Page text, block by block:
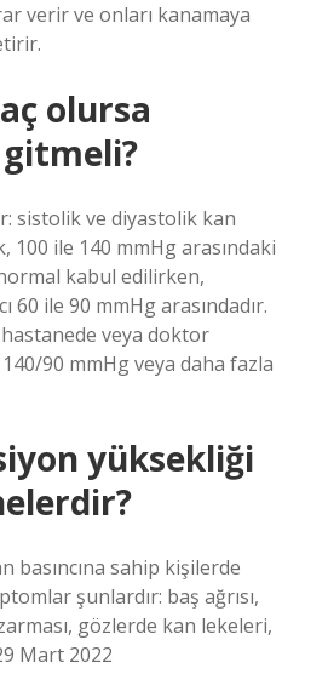
verir ve onları kanamaya
olursa
sistolik ve diyastolik kan
100 ile 140 mmHg arasındaki
kabul edilirken,
60 ile 90 mmHg arasındadır.
hastanede veya doktor
90 mmHg veya daha fazla
yüksekliği
basıncına sahip kişilerde
şunlardır: baş ağrısı,
gözlerde kan lekeleri,
Mart 2022